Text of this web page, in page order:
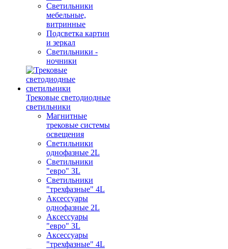
Светильники
мебельные,
витринные
Подсветка картин
и зеркал
Светильники -
ночники
Трековые светодиодные
светильники
Магнитные
трековые системы
освещения
Светильники
однофазные 2L
Светильники
"евро" 3L
Светильники
"трехфазные" 4L
Аксессуары
однофазные 2L
Аксессуары
"евро" 3L
Аксессуары
"трехфазные" 4L